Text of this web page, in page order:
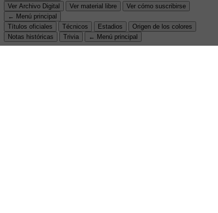
Ver Archivo Digital
Ver material libre
Ver cómo suscribirse
← Menú principal
Títulos oficiales
Técnicos Estadios
Origen de los colores
Notas históricas
Trivia ← Menú principal